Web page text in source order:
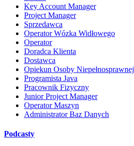
Key Account Manager
Project Manager
Sprzedawca
Operator Wózka Widłowego
Operator
Doradca Klienta
Dostawca
Opiekun Osoby Niepełnosprawnej
Programista Java
Pracownik Fizyczny
Junior Project Manager
Operator Maszyn
Administrator Baz Danych
Podcasty